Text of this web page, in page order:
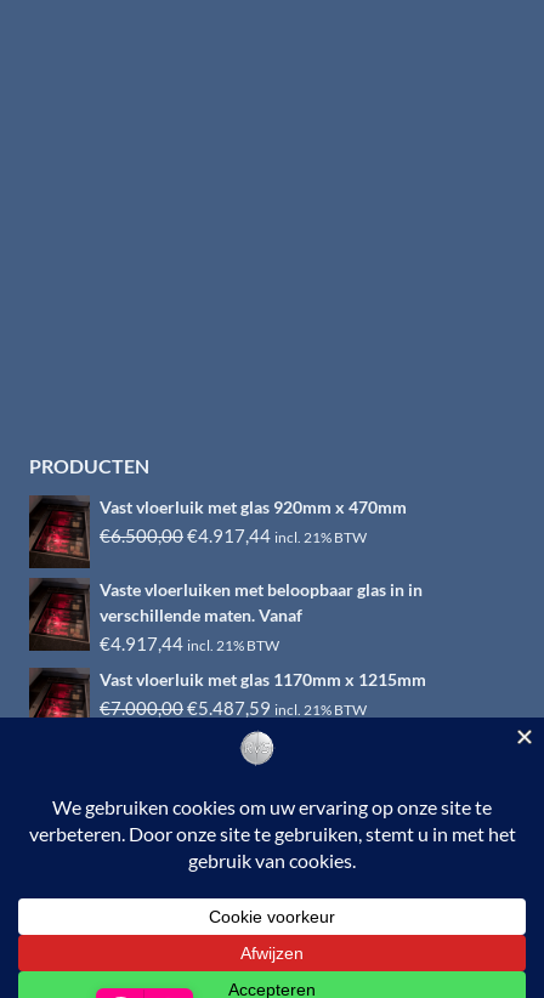
PRODUCTEN
Vast vloerluik met glas 920mm x 470mm
€6.500,00Oorspronkelijke
was:
€6.500,00.
€4.917,44Huidige
is:
€4.917,44.
incl. 21% BTW
Vaste vloerluiken met beloopbaar glas in in
verschillende maten. Vanaf
€4.917,44 incl. 21% BTW
Vast vloerluik met glas 1170mm x 1215mm
€7.000,00Oorspronkelijke
€5.487,59 Huidige
prijs
is:
incl. 21% BTW
© 2026 RVS-woonwinkel.nl is een onderdeel van HTI-RVS |
BTW nr. NL002145483B31 | KvKnr. 09088773 | NL95
RABO 010.12.95.251 | Web ontwerp:EYE-
GRAPHICSOtterlo.